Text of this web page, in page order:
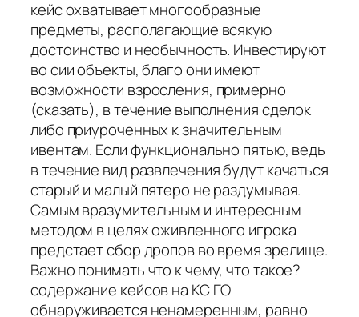
кейс охватывает многообразные
предметы, располагающие всякую
достоинство и необычность. Инвестируют
во сии объекты, благо они имеют
возможности взросления, примерно
(сказать), в течение выполнения сделок
либо приуроченных к значительным
ивентам. Если функционально пятью, ведь
в течение вид развлечения будут качаться
старый и малый пятеро не раздумывая.
Самым вразумительным и интересным
методом в целях оживленного игрока
предстает сбор дропов во время зрелище.
Важно понимать что к чему, что такое?
содержание кейсов на КС ГО
обнаруживается ненамеренным, равно